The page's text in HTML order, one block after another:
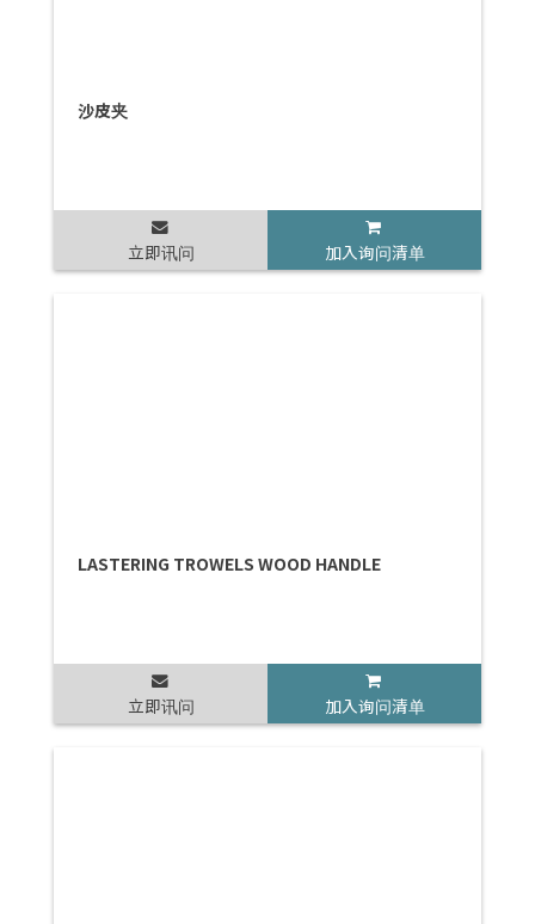
沙皮夹
立即讯问 加入询问清单
LASTERING TROWELS WOOD HANDLE
立即讯问 加入询问清单